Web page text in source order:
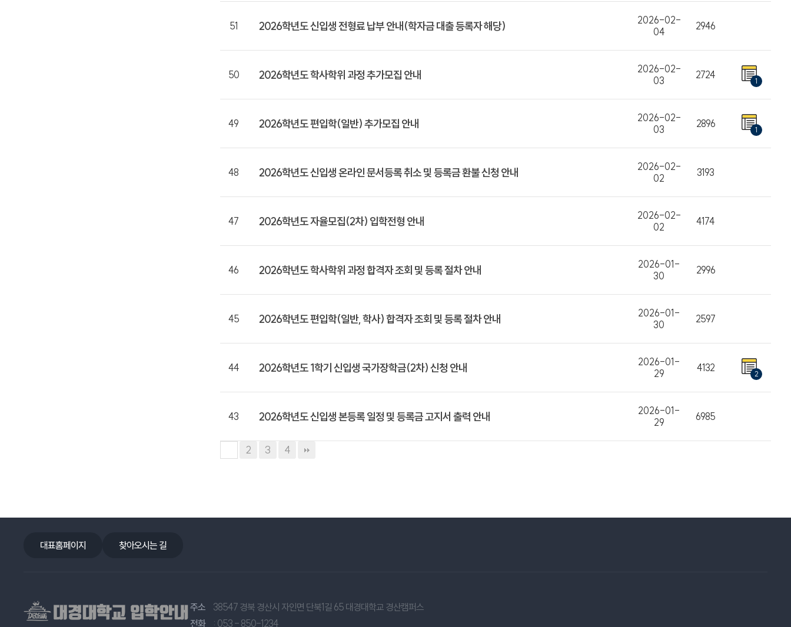
51 2026학년도 신입생 전형료 납부 안내(학자금 대출 등록자 해당)
2026-02-
04
2946
50 2026학년도 학사학위 과정 추가모집 안내
2026-02-
03
2724
1
49 2026학년도 편입학(일반) 추가모집 안내
2026-02-
03
2896
1
48 2026학년도 신입생 온라인 문서등록 취소 및 등록금 환불 신청 안내
2026-02-
02
3193
47 2026학년도 자율모집(2차) 입학전형 안내
2026-02-
02
4174
46 2026학년도 학사학위 과정 합격자 조회 및 등록 절차 안내
2026-01-
30
2996
45 2026학년도 편입학(일반, 학사) 합격자 조회 및 등록 절차 안내
2026-01-
30
2597
44 2026학년도 1학기 신입생 국가장학금(2차) 신청 안내
2026-01-
29
4132
2
43 2026학년도 신입생 본등록 일정 및 등록금 고지서 출력 안내
2026-01-
29
6985
2 3 4
대표홈페이지 찾아오시는 길
주소
38547 경북 경산시 자인면 단북1길 65 대경대학교 경산캠퍼스
전화
: 053 - 850-1234